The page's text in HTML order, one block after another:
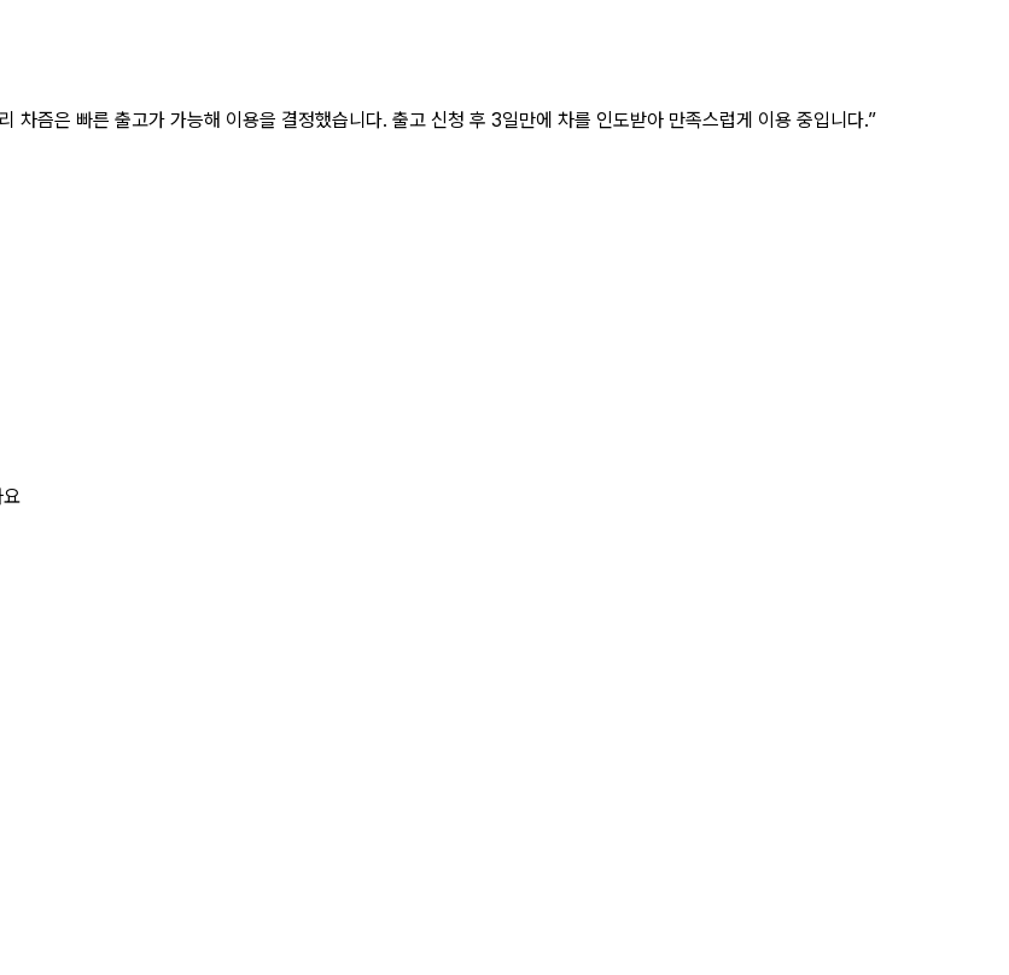
차즘은 빠른 출고가 가능해 이용을 결정했습니다. 출고 신청 후 3일만에 차를 인도받아 만족스럽게 이용 중입니다.”